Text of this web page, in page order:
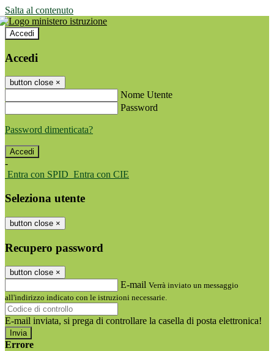
Salta al contenuto
Accedi
Accedi
button close ×
Nome Utente
Password
Password dimenticata?
-
Entra con SPID Entra con CIE
Seleziona utente
button close ×
Recupero password
button close ×
E-mail Verrà inviato un messaggio
all'indirizzo indicato con le istruzioni necessarie.
E-mail inviata, si prega di controllare la casella di posta elettronica!
Errore